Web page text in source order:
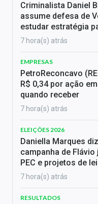
Criminalista Daniel
assume defesa de
estudar estratégia
7 hora(s) atrás
EMPRESAS
PetroReconcavo
R$ 0,34 por ação
quando receber
7 hora(s) atrás
ELEIÇÕES 2026
Daniella Marques
campanha de Flávio
PEC e projetos de
7 hora(s) atrás
RESULTADOS